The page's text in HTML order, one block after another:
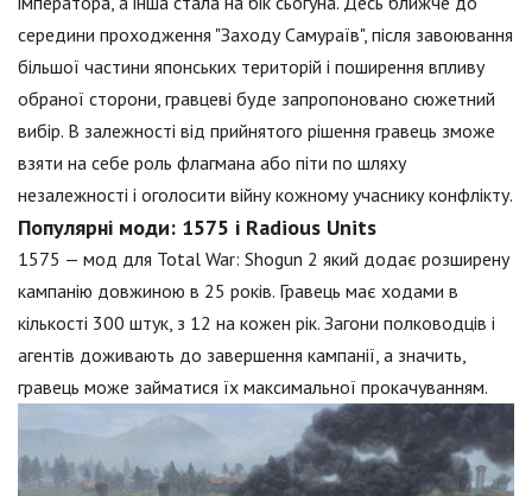
середини проходження "Заходу Самураїв", після завоювання
більшої частини японських територій і поширення впливу
обраної сторони, гравцеві буде запропоновано сюжетний
вибір. В залежності від прийнятого рішення гравець зможе
взяти на себе роль флагмана або піти по шляху
незалежності і оголосити війну кожному учаснику конфлікту.
Популярні моди: 1575 і Radious Units
1575 — мод для Total War: Shogun 2 який додає розширену
кампанію довжиною в 25 років. Гравець має ходами в
кількості 300 штук, з 12 на кожен рік. Загони полководців і
агентів доживають до завершення кампанії, а значить,
гравець може займатися їх максимальної прокачуванням.